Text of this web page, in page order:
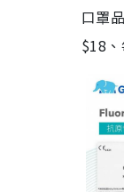
口罩
$18